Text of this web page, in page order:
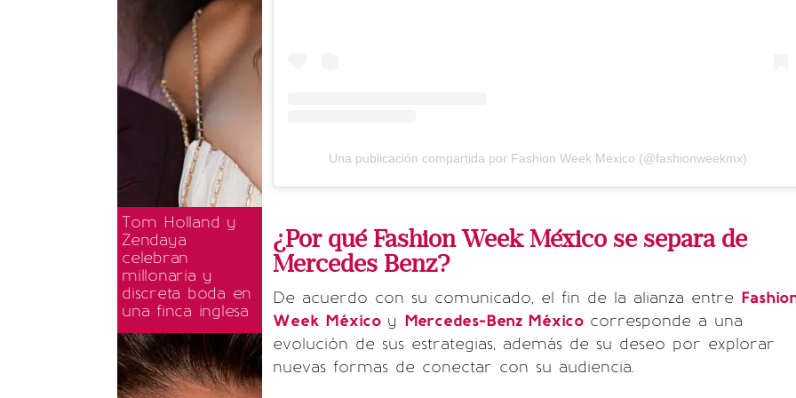
Tom Holland y
Zendaya
celebran
millonaria y
discreta boda en
una finca inglesa
Una publicación compartida por Fashion Week México (@fashionweekmx)
¿Por qué Fashion Week México se separa de
Mercedes Benz?
De acuerdo con su comunicado, el fin de la alianza entre
Week México y Mercedes-Benz México corresponde a una
evolución de sus estrategias, además de su deseo por explorar
nuevas formas de conectar con su audiencia.